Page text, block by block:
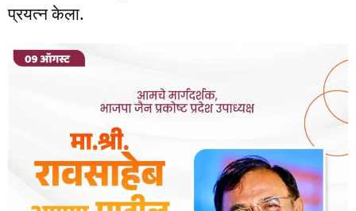
प्रयत्न केला.